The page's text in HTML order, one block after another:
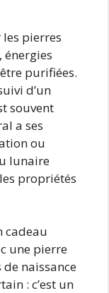
pierres
énergies
purifiées.
d’un
souvent
a ses
ou
lunaire
propriétés
cadeau
une pierre
naissance
: c’est un